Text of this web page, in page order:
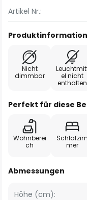
Artikel Nr.:
Nicht
dimmbar
el nicht
enthalten
Perfekt für diese
Wohnberei
ch
Schlafzim
mer
Abmessungen
Höhe (cm):